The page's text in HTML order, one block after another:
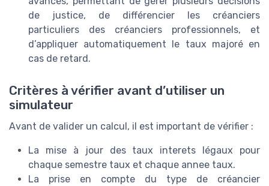
de justice, de différencier les créanciers
particuliers des créanciers professionnels, et
d’appliquer automatiquement le taux majoré en
cas de retard.
Critères à vérifier avant d’utiliser un
simulateur
Avant de valider un calcul, il est important de vérifier :
La mise à jour des taux interets légaux pour
chaque semestre taux et chaque annee taux.
La prise en compte du type de créancier